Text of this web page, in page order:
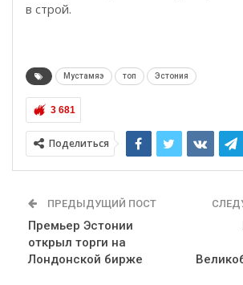
в строй.
Мустамяэ топ Эстония
3 681
Поделиться
ПРЕДЫДУЩИЙ ПОСТ
Премьер Эстонии
открыл торги на
Лондонской бирже